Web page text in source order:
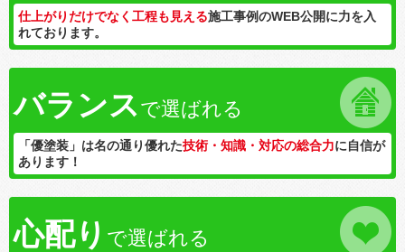
仕上がりだけでなく工程も見える施工事例のWEB公開に力を入
れております。
バランスで選ばれる
「優塗装」は名の通り優れた技術・知識・対応の総合力に自信が
あります！
心配り で選ばれる